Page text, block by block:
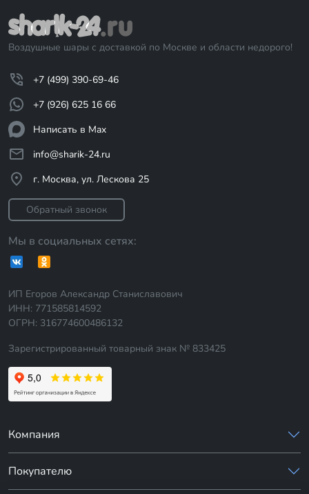
Воздушные шары с доставкой по Москве и области недорого!
+7 (499) 390-69-46
+7 (926) 625 16 66
Написать в Max
info@sharik-24.ru
г. Москва, ул. Лескова 25
Обратный звонок
Мы в социальных сетях:
ИП Егоров Александр Станиславович
ИНН: 771585814592
ОГРН: 316774600486132
Зарегистрированный товарный знак № 833425
Компания
Покупателю